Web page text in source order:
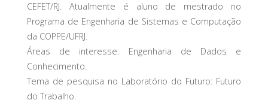
CEFET/RJ. Atualmente é aluno de mestrado no
Programa de Engenharia de Sistemas e Computação
da COPPE/UFRJ.
Áreas de interesse: Engenharia de Dados e
Conhecimento.
Tema de pesquisa no Laboratório do Futuro: Futuro
do Trabalho.